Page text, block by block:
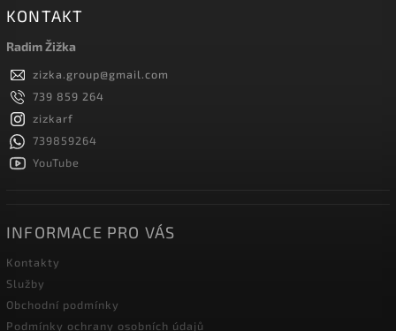
KONTAKT
Radim Žižka
zizka.group@gmail.com
739 859 264
zizkarf
739859264
YouTube
INFORMACE PRO VÁS
Kontakty
Služby
Obchodní podmínky
Podmínky ochrany osobních údajů